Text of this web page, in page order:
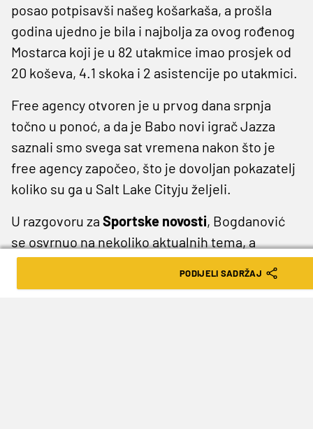
posao potpisavši našeg košarkaša, a prošla
godina ujedno je bila i najbolja za ovog rođenog
Mostarca koji je u 82 utakmice imao prosjek od
20 koševa, 4.1 skoka i 2 asistencije po utakmici.
Free agency otvoren je u prvog dana srpnja
točno u ponoć, a da je Babo novi igrač Jazza
saznali smo svega sat vremena nakon što je
free agency započeo, što je dovoljan pokazatelj
koliko su ga u Salt Lake Cityju željeli.
U razgovoru za Sportske novosti, Bogdanović
se osvrnuo na nekoliko aktualnih tema, a
razgovor je započeo objašnjavajući kako izgleda
taj proces potpisa ugovora i kako su izgledali
PODIJELI SADRŽAJ